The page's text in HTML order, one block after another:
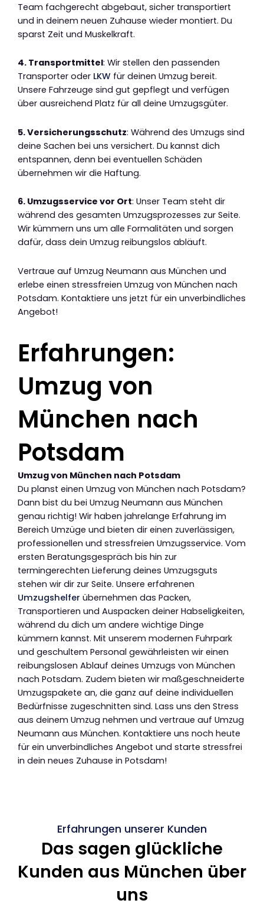
Team fachgerecht abgebaut, sicher transportiert
und in deinem neuen Zuhause wieder montiert. Du
sparst Zeit und Muskelkraft.
4. Transportmittel: Wir stellen den passenden
Transporter oder LKW für deinen Umzug bereit.
Unsere Fahrzeuge sind gut gepflegt und verfügen
über ausreichend Platz für all deine Umzugsgüter.
5. Versicherungsschutz: Während des Umzugs sind
deine Sachen bei uns versichert. Du kannst dich
entspannen, denn bei eventuellen Schäden
übernehmen wir die Haftung.
6. Umzugsservice vor Ort: Unser Team steht dir
während des gesamten Umzugsprozesses zur Seite.
Wir kümmern uns um alle Formalitäten und sorgen
dafür, dass dein Umzug reibungslos abläuft.
Vertraue auf Umzug Neumann aus München und
erlebe einen stressfreien Umzug von München nach
Potsdam. Kontaktiere uns jetzt für ein unverbindliches
Angebot!
Erfahrungen:
Umzug von
München nach
Potsdam
Umzug von München nach Potsdam
Du planst einen Umzug von München nach Potsdam?
Dann bist du bei Umzug Neumann aus München
genau richtig! Wir haben jahrelange Erfahrung im
Bereich Umzüge und bieten dir einen zuverlässigen,
professionellen und stressfreien Umzugsservice. Vom
ersten Beratungsgespräch bis hin zur
termingerechten Lieferung deines Umzugsguts
stehen wir dir zur Seite. Unsere erfahrenen
Umzugshelfer übernehmen das Packen,
Transportieren und Auspacken deiner Habseligkeiten,
während du dich um andere wichtige Dinge
kümmern kannst. Mit unserem modernen Fuhrpark
und geschultem Personal gewährleisten wir einen
reibungslosen Ablauf deines Umzugs von München
nach Potsdam. Zudem bieten wir maßgeschneiderte
Umzugspakete an, die ganz auf deine individuellen
Bedürfnisse zugeschnitten sind. Lass uns den Stress
aus deinem Umzug nehmen und vertraue auf Umzug
Neumann aus München. Kontaktiere uns noch heute
für ein unverbindliches Angebot und starte stressfrei
in dein neues Zuhause in Potsdam!
Erfahrungen unserer Kunden
Das sagen glückliche
Kunden aus München über
uns